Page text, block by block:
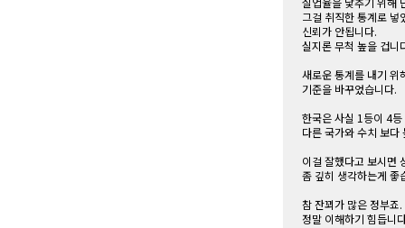
그걸 취직한 통계로 넣
신뢰가 안됩니다.
실지론 무척 높을 겁니
새로운 통계를 내기 위
기준을 바꾸었습니다.
한국은 사실 1등이 4
다른 국가와 수치 보다
이걸 잘했다고 보시면
좀 깊히 생각하는게 좋
참 잔꾀가 많은 정부죠
정말 이해하기 힘듭니